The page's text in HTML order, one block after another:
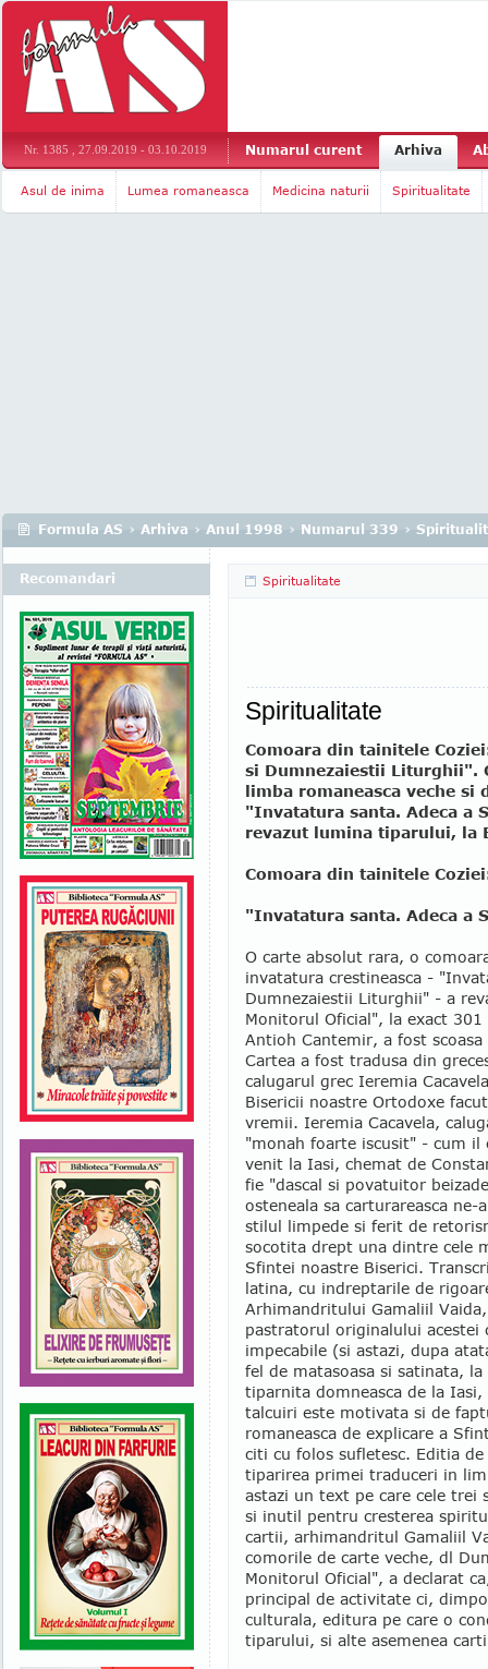
Nr. 1385 , 27.09.2019 - 03.10.2019 Numarul curent Arhiva
Asul de inima Lumea romaneasca Medicina naturii Spiritualitate
Formula AS › Arhiva › Anul 1998 › Numarul 339 ›
Spiritualitate
Spiritualitate
Comoara din tainitele
si Dumnezaiestii Liturghii".
limba romaneasca veche si
"Invatatura santa. Adeca a
revazut lumina tiparului, la
Comoara din tainitele
"Invatatura santa. Adeca a
O carte absolut rara, o
invatatura crestineasca -
Dumnezaiestii Liturghii" - a
Monitorul Oficial", la exact
Antioh Cantemir, a fost
Cartea a fost tradusa din
calugarul grec Ieremia
Bisericii noastre Ortodoxe
vremii. Ieremia Cacavela,
"monah foarte iscusit" - cum il
venit la Iasi, chemat de
fie "dascal si povatuitor
osteneala sa carturareasca
stilul limpede si ferit de
socotita drept una dintre cele
Sfintei noastre Biserici.
latina, cu indreptarile de
Arhimandritului Gamaliil
pastratorul originalului
impecabile (si astazi, dupa
fel de matasoasa si satinata,
tiparnita domneasca de la
talcuiri este motivata si de
romaneasca de explicare a
citi cu folos sufletesc. Editia
tiparirea primei traduceri in
astazi un text pe care cele trei
si inutil pentru cresterea
cartii, arhimandritul Gamaliil
comorile de carte veche, dl
Monitorul Oficial", a declarat
principal de activitate ci,
culturala, editura pe care o
tiparului, si alte asemenea
Recomandari